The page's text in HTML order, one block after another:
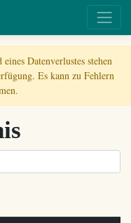
Datenverlustes stehen
Es kann zu Fehlern